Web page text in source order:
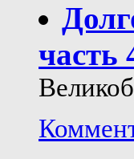
часть